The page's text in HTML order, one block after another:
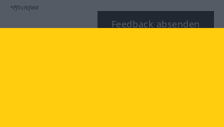
*Pflichtfeld
Feedback absenden